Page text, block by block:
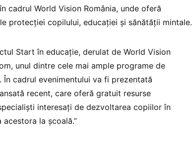
cadrul World Vision România, unde oferă
protecției copilului, educației și sănătății mintale.
Start în educație, derulat de World Vision
unul dintre cele mai ample programe de
În cadrul evenimentului va fi prezentată
recent, care oferă gratuit resurse
interesați de dezvoltarea copiilor în
la școală.”